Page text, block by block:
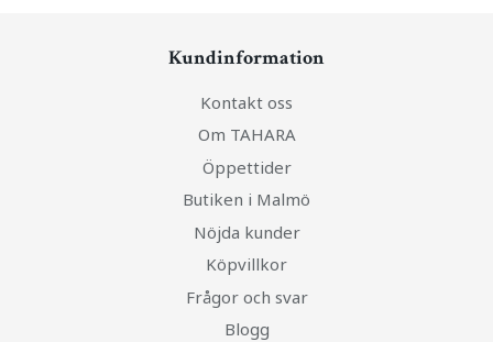
Kundinformation
Kontakt oss
Om TAHARA
Öppettider
Butiken i Malmö
Nöjda kunder
Köpvillkor
Frågor och svar
Blogg